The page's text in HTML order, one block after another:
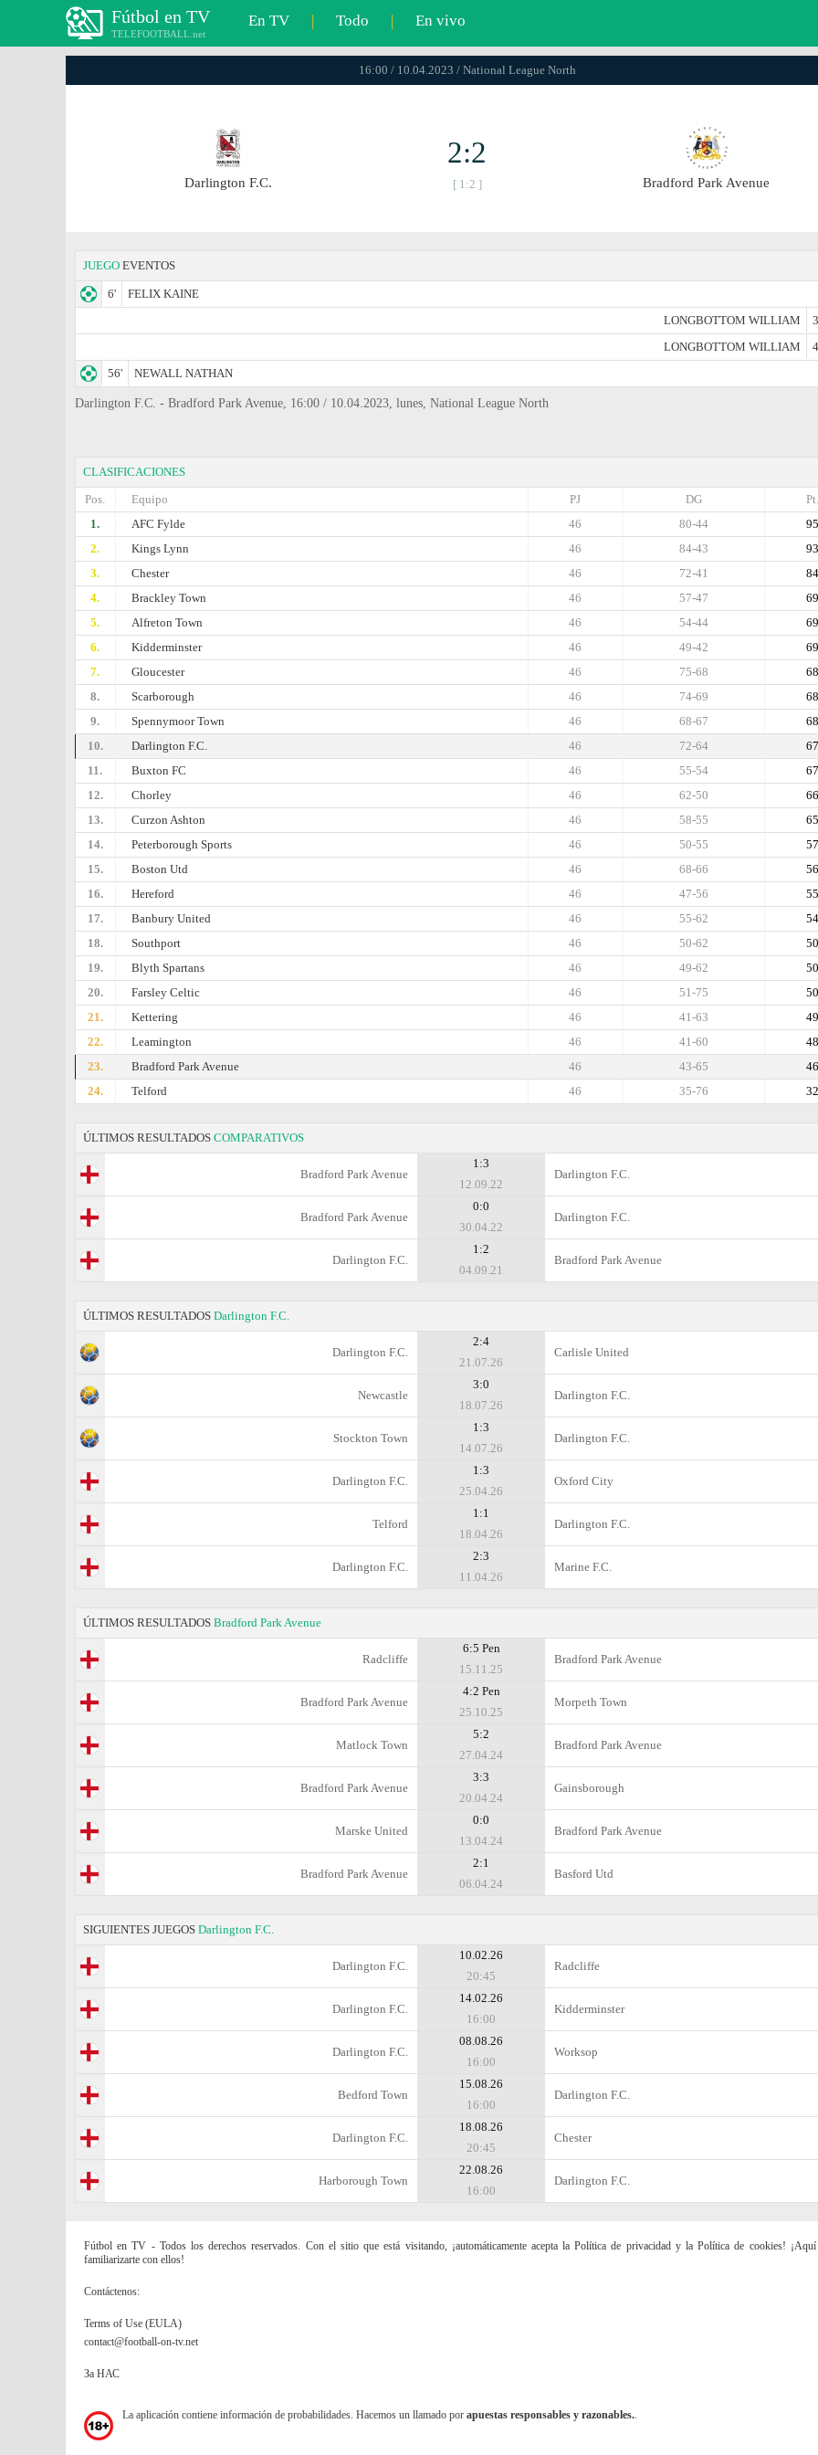
Fútbol en TV
TELEFOOTBALL.net
En TV | Todo | En vivo
16:00 / 10.04.2023 / National League North
Darlington F.C.
2:2
[ 1:2 ] Bradford Park Avenue
JUEGO EVENTOS
6'
FELIX KAINE
LONGBOTTOM WILLIAM
LONGBOTTOM WILLIAM
56'
NEWALL NATHAN
Darlington F.C. - Bradford Park Avenue, 16:00 / 10.04.2023, lunes, National League North
CLASIFICACIONES
Pos.
Equipo Pt.
DG
PJ
1.
AFC Fylde 95
80-44
46
2.
Kings Lynn 93
84-43
46
3.
Chester 84
72-41
46
4.
Brackley Town 69
57-47
46
5.
Alfreton Town 69
54-44
46
6.
Kidderminster 69
49-42
46
7.
Gloucester 68
75-68
46
8.
Scarborough 68
74-69
46
9.
Spennymoor Town 68
68-67
46
10.
Darlington F.C. 67
72-64
46
11.
Buxton FC 67
55-54
46
12.
Chorley 66
62-50
46
13.
Curzon Ashton 65
58-55
46
14.
Peterborough Sports 57
50-55
46
15.
Boston Utd 56
68-66
46
16.
Hereford 55
47-56
46
17.
Banbury United 54
55-62
46
18.
Southport 50
50-62
46
19.
Blyth Spartans 50
49-62
46
20.
Farsley Celtic 50
51-75
46
21.
Kettering 49
41-63
46
22.
Leamington 48
41-60
46
23.
Bradford Park Avenue 46
43-65
46
24.
Telford 32
35-76
46
ÚLTIMOS RESULTADOS COMPARATIVOS
Bradford Park Avenue
1:3
12.09.22
Darlington F.C.
Bradford Park Avenue
0:0
30.04.22
Darlington F.C.
Darlington F.C.
1:2
04.09.21
Bradford Park Avenue
ÚLTIMOS RESULTADOS Darlington F.C.
Darlington F.C.
2:4
21.07.26
Carlisle United
Newcastle
3:0
18.07.26
Darlington F.C.
Stockton Town
1:3
14.07.26
Darlington F.C.
Darlington F.C.
1:3
25.04.26
Oxford City
Telford
1:1
18.04.26
Darlington F.C.
Darlington F.C.
2:3
11.04.26
Marine F.C.
ÚLTIMOS RESULTADOS Bradford Park Avenue
Radcliffe
6:5 Pen
15.11.25
Bradford Park Avenue
Bradford Park Avenue
4:2 Pen
25.10.25
Morpeth Town
Matlock Town
5:2
27.04.24
Bradford Park Avenue
Bradford Park Avenue
3:3
20.04.24
Gainsborough
Marske United
0:0
13.04.24
Bradford Park Avenue
Bradford Park Avenue
2:1
06.04.24
Basford Utd
SIGUIENTES JUEGOS Darlington F.C.
Darlington F.C.
10.02.26
20:45
Radcliffe
Darlington F.C.
14.02.26
16:00
Kidderminster
Darlington F.C.
08.08.26
16:00
Worksop
Bedford Town
15.08.26
16:00
Darlington F.C.
Darlington F.C.
18.08.26
20:45
Chester
Harborough Town
22.08.26
16:00
Darlington F.C.
Fútbol en TV - Todos los derechos reservados. Con el sitio que está visitando, ¡automáticamente acepta la Política de privacidad y la Política de cookies! ¡Aquí
familiarizarte con ellos!
Contáctenos:
Terms of Use (EULA)
contact@football-on-tv.net
За НАС
La aplicación contiene información de probabilidades. Hacemos un llamado por apuestas responsables y razonables..